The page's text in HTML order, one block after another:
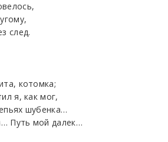
след.
котомка;
я, как мог,
шубенка…
Путь мой далек…